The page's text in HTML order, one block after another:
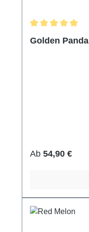
Golden Panda
Regulärer Preis:
Ab 54,90 €